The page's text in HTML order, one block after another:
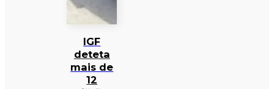
IGF
deteta
mais de
12